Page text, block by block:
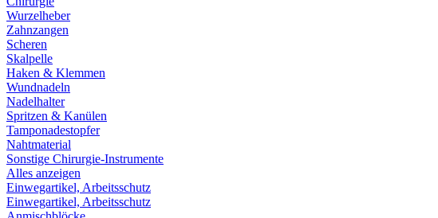
Wurzelheber
Zahnzangen
Scheren
Skalpelle
Haken & Klemmen
Wundnadeln
Nadelhalter
Spritzen & Kanülen
Tamponadestopfer
Nahtmaterial
Sonstige Chirurgie-Instrumente
Alles anzeigen
Einwegartikel, Arbeitsschutz
Einwegartikel, Arbeitsschutz